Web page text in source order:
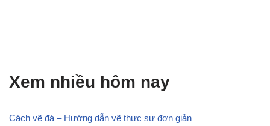
Xem nhiều hôm nay
Cách vẽ đá – Hướng dẫn vẽ thực sự đơn giản